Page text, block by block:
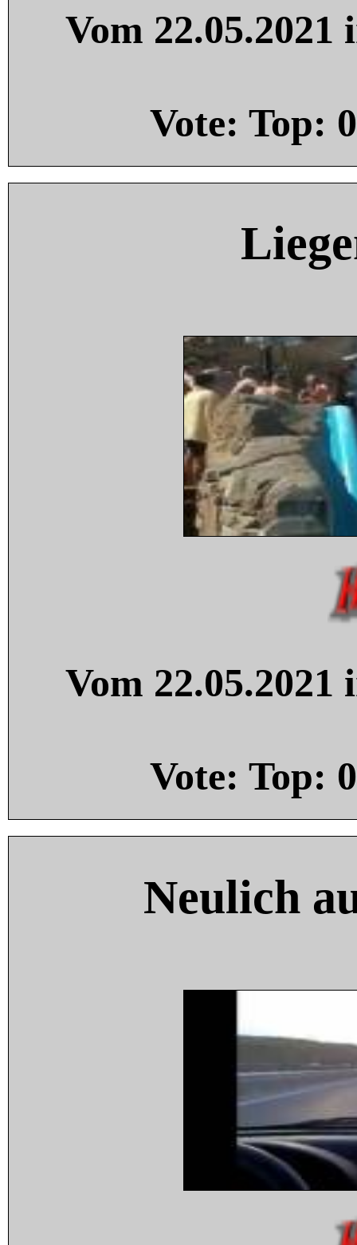
Vom
Vote: Top: 0
Vom
Vote: Top: 0
Neulich